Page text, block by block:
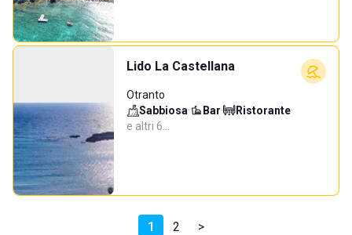
Lido La Castellana
Otranto
Sabbiosa· Bar· Ristorante·
e altri 6…
1 2 >